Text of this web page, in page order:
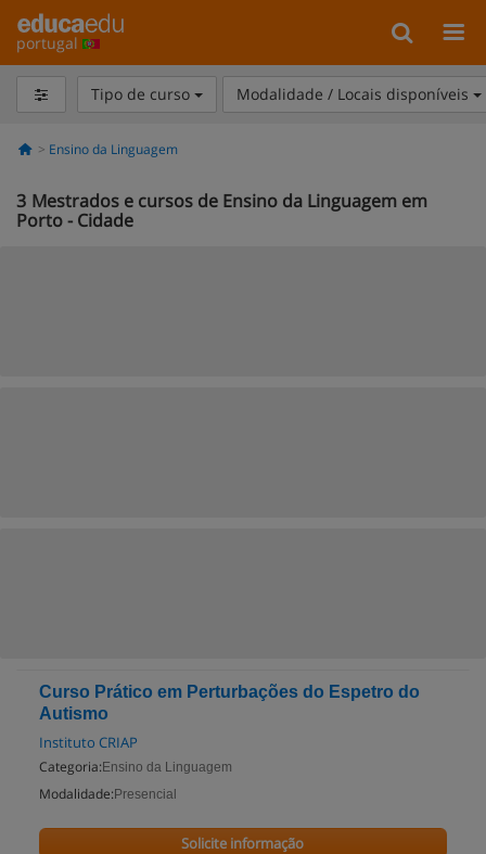
portugal
Tipo de curso Modalidade / Locais disponíveis
Ensino da Linguagem
3 Mestrados e cursos de Ensino da Linguagem em
Porto - Cidade
Curso Prático em Perturbações do Espetro do
Autismo
Instituto CRIAP
Categoria: Ensino da Linguagem
Modalidade: Presencial
Solicite informação